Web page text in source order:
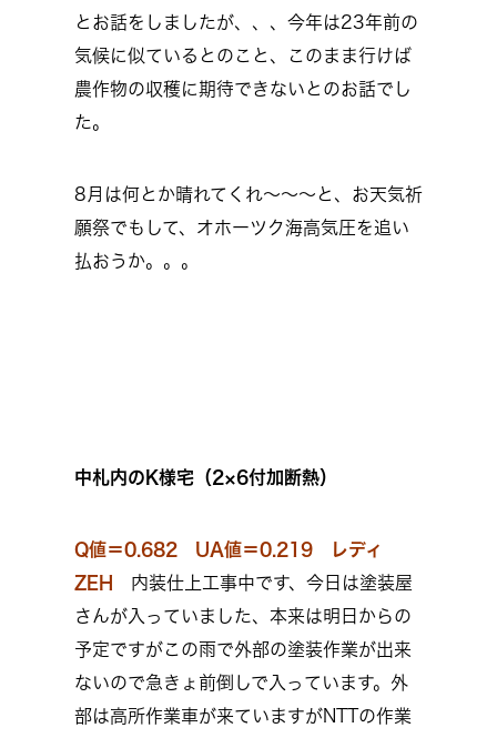
とお話をしましたが、、、今年は23年前の
気候に似ているとのこと、このまま行けば
農作物の収穫に期待できないとのお話でし
た。
8月は何とか晴れてくれ～～～と、お天気祈
願祭でもして、オホーツク海高気圧を追い
払おうか。。。
中札内のK様宅（2×6付加断熱）
Q値＝0.682 UA値＝0.219
レディ
ZEH
内装仕上工事中です、今日は塗装屋
さんが入っていました、本来は明日からの
予定ですがこの雨で外部の塗装作業が出来
ないので急きょ前倒しで入っています。外
部は高所作業車が来ていますがNTTの作業